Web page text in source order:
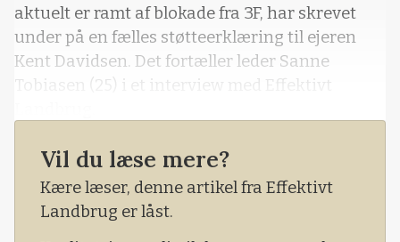
aktuelt er ramt af blokade fra 3F, har skrevet
under på en fælles støtteerklæring til ejeren
Kent Davidsen. Det fortæller leder Sanne
Tobiasen (25) i et interview med Effektivt
Vil du læse mere?
Kære læser, denne artikel fra Effektivt
Landbrug er låst.